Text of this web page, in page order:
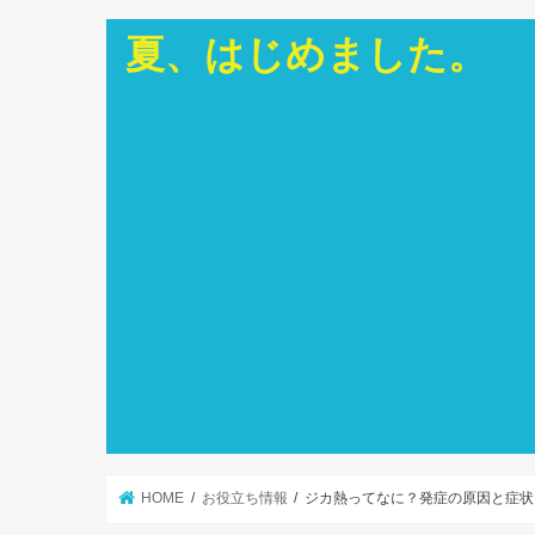
夏、はじめました。
HOME お役立ち情報 ジカ熱ってなに？発症の原因と症